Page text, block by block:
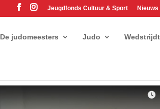
Jeugdfonds Cultuur & Sport Nieuws
De judomeesters Judo